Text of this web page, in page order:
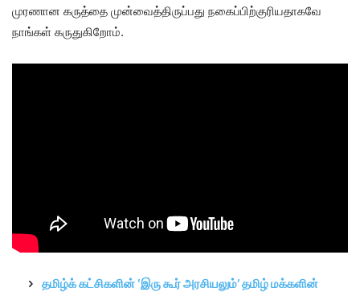
முரணான கருத்தை முன்வைத்திருப்பது நகைப்பிற்குரியதாகவே
நாங்கள் கருதுகிறோம்.
தமிழ்க் கட்சிகளின் ‘இரு கூர் அரசியலும்’ தமிழ் மக்களின்